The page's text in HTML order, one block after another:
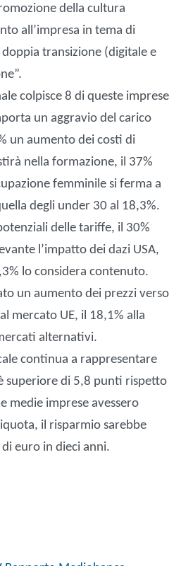
della cultura
all’impresa in tema di
transizione (digitale e
colpisce 8 di queste imprese
un aggravio del carico
un aumento dei costi di
nella formazione, il 37%
femminile si ferma a
degli under 30 al 18,3%.
delle tariffe, il 30%
l’impatto dei dazi USA,
lo considera contenuto.
un aumento dei prezzi verso
mercato UE, il 18,1% alla
alternativi.
continua a rappresentare
superiore di 5,8 punti rispetto
medie imprese avessero
il risparmio sarebbe
euro in dieci anni.